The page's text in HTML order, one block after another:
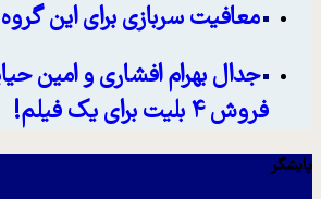
معافیت سربازی برای این
جدال بهرام افشاری و امین
فروش ۴ بلیت برای یک فیلم!
پایشگر